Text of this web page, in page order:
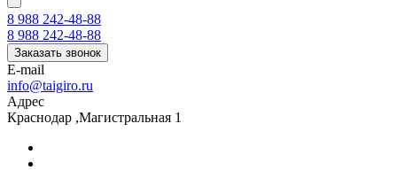
8 988 242-48-88
8 988 242-48-88
Заказать звонок
E-mail
info@taigiro.ru
Адрес
Краснодар ,Магистральная 1